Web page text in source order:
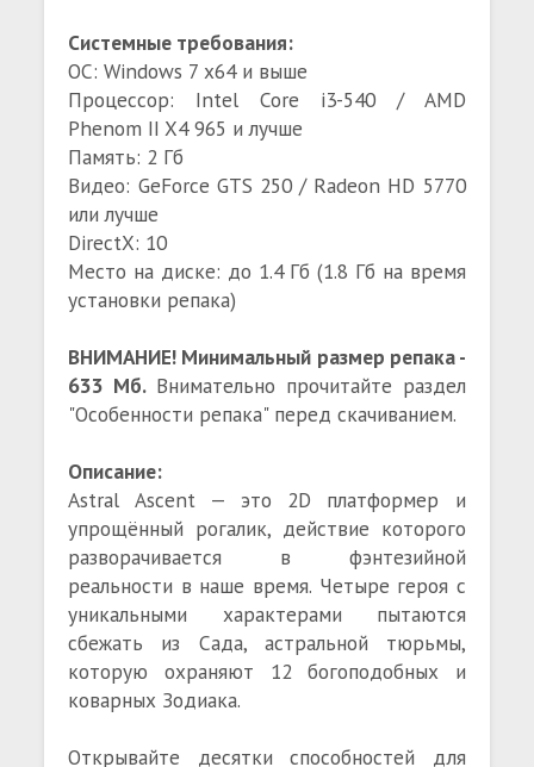
Системные требования:
ОС: Windows 7 x64 и выше
Процессор: Intel Core i3-540 / AMD
Phenom II X4 965 и лучше
Память: 2 Гб
Видео: GeForce GTS 250 / Radeon HD 5770
или лучше
DirectX: 10
Место на диске: до 1.4 Гб (1.8 Гб на время
установки репака)
ВНИМАНИЕ! Минимальный размер репака -
633 Мб. Внимательно прочитайте раздел
"Особенности репака" перед скачиванием.
Описание:
Astral Ascent — это 2D платформер и
упрощённый рогалик, действие которого
разворачивается в фэнтезийной
реальности в наше время. Четыре героя с
уникальными характерами пытаются
сбежать из Сада, астральной тюрьмы,
которую охраняют 12 богоподобных и
коварных Зодиака.
Открывайте десятки способностей для